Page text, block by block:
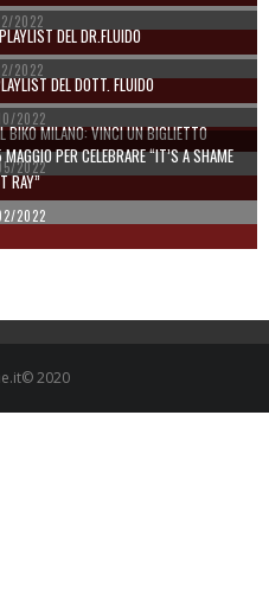
2022
DEL DR.FLUIDO
2022
DEL DOTT. FLUIDO
2022
BIKO MILANO: VINCI UN BIGLIETTO
2022 PER CELEBRARE “IT’S A SHAME
RAY”
2022
2020